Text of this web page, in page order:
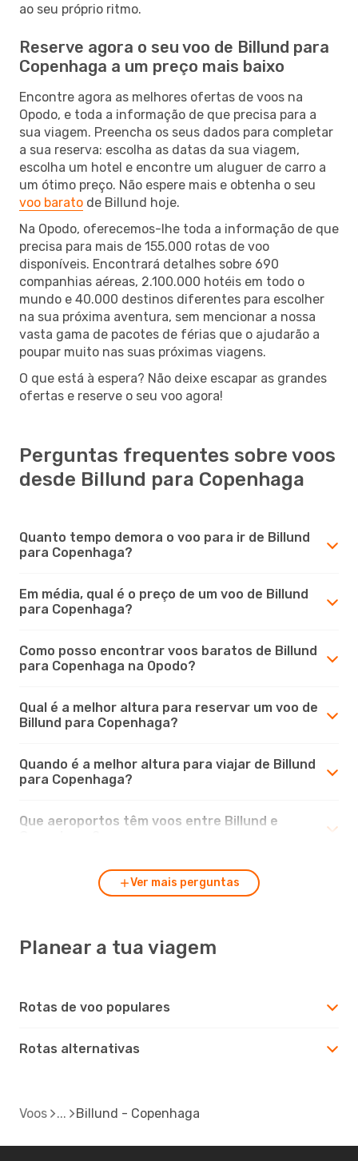
ao seu próprio ritmo.
Reserve agora o seu voo de Billund para
Copenhaga a um preço mais baixo
Encontre agora as melhores ofertas de voos na
Opodo, e toda a informação de que precisa para a
sua viagem. Preencha os seus dados para completar
a sua reserva: escolha as datas da sua viagem,
escolha um hotel e encontre um aluguer de carro a
um ótimo preço. Não espere mais e obtenha o seu
voo barato de Billund hoje.
Na Opodo, oferecemos-lhe toda a informação de que
precisa para mais de 155.000 rotas de voo
disponíveis. Encontrará detalhes sobre 690
companhias aéreas, 2.100.000 hotéis em todo o
mundo e 40.000 destinos diferentes para escolher
na sua próxima aventura, sem mencionar a nossa
vasta gama de pacotes de férias que o ajudarão a
poupar muito nas suas próximas viagens.
O que está à espera? Não deixe escapar as grandes
ofertas e reserve o seu voo agora!
Perguntas frequentes sobre voos
desde Billund para Copenhaga
Quanto tempo demora o voo para ir de Billund
para Copenhaga?
Em média, qual é o preço de um voo de Billund
para Copenhaga?
Como posso encontrar voos baratos de Billund
para Copenhaga na Opodo?
Qual é a melhor altura para reservar um voo de
Billund para Copenhaga?
Quando é a melhor altura para viajar de Billund
para Copenhaga?
Que aeroportos têm voos entre Billund e
Ver mais perguntas
Planear a tua viagem
Rotas de voo populares
Rotas alternativas
Voos Billund - Copenhaga